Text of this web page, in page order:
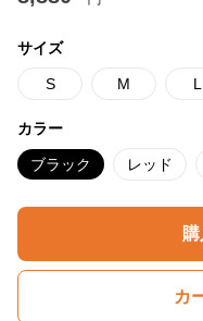
サイズ
S M L
カラー
ブラック レッド
カ